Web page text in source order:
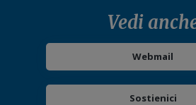
Vedi
Webmail
Sostienici